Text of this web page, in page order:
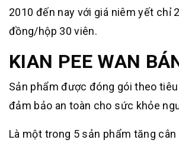
2010 đến nay với giá niêm yết chỉ
đồng/hộp 30 viên.
KIAN PEE WAN
Sản phẩm được đóng gói theo
đảm bảo an toàn cho sức khỏe
Là một trong 5 sản phẩm tăng